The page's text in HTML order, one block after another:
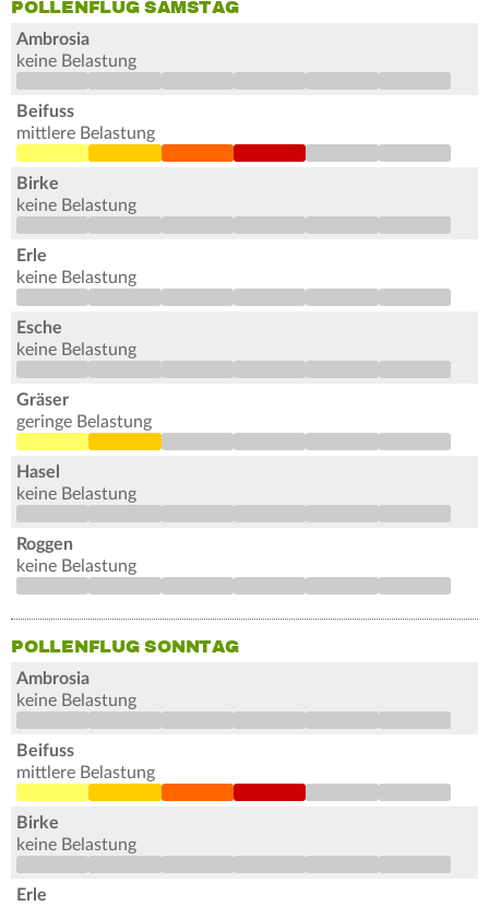
POLLENFLUG SAMSTAG
Ambrosia
keine Belastung
Beifuss
mittlere Belastung
Birke
keine Belastung
Erle
keine Belastung
Esche
keine Belastung
Gräser
geringe Belastung
Hasel
keine Belastung
Roggen
keine Belastung
POLLENFLUG SONNTAG
Ambrosia
keine Belastung
Beifuss
mittlere Belastung
Birke
keine Belastung
Erle